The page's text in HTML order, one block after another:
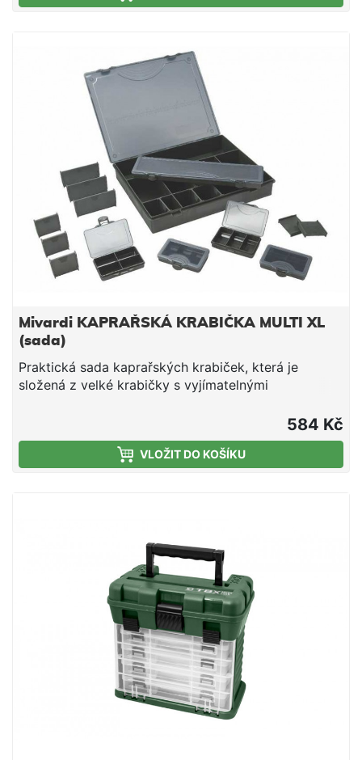
Mivardi KAPRAŘSKÁ KRABIČKA MULTI XL
(sada)
Praktická sada kaprařských krabiček, která je
složená z velké krabičky s vyjímatelnými
a jednoho kaprařského boxu na návazce Single.584 Kč
VLOŽIT DO KOŠÍKU